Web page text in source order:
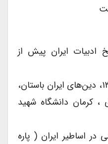
۱۳۷۶، تاریخ ادبیات ایران پیش از
نیبرگ، هنریک ساموئل، ۱۳۸۲، دین‌های ایران باستان،
کرمان دانشگاه شهید
پژوهشی در اساطیر ایران ( پاره